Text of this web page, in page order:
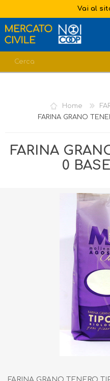
Vai al
LISTA DEI DESIDERI
Home
FARINA GRANO
FARINA
0